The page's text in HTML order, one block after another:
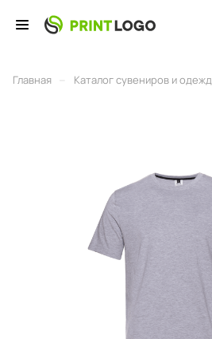
Главная Каталог сувениров и